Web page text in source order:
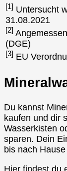
[1] Untersucht
31.08.2021
[2]
(DGE)
[3] EU
Du kannst
kaufen und dir
Wasserkisten
sparen. Dein
bis nach
Hier findest du